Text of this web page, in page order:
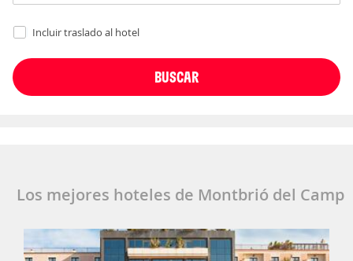
Incluir traslado al hotel
Los mejores hoteles de Montbrió del Camp